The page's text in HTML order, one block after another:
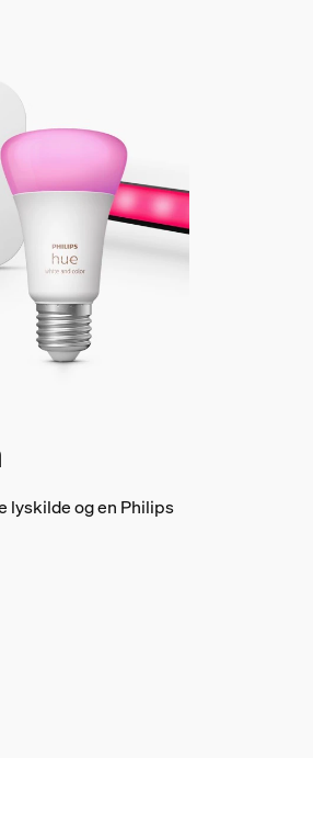
lyskilde og en Philips